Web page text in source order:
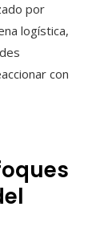
por
logística,
con